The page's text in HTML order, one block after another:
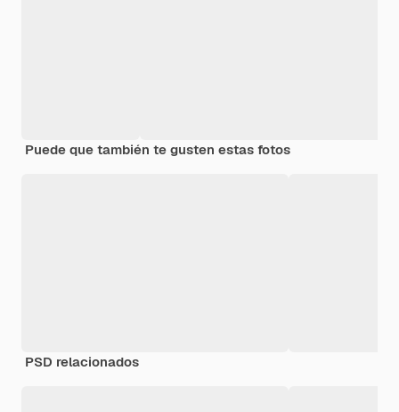
Puede que también te gusten estas fotos
PSD relacionados